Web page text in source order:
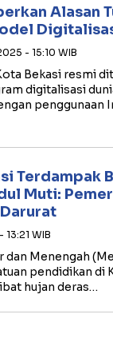
Alasan
- 15:10 WIB
Bekasi resmi
digitalisasi
penggunaan
Terdampak
Muti:
WIB
dan Menengah
pendidikan di
hujan deras…